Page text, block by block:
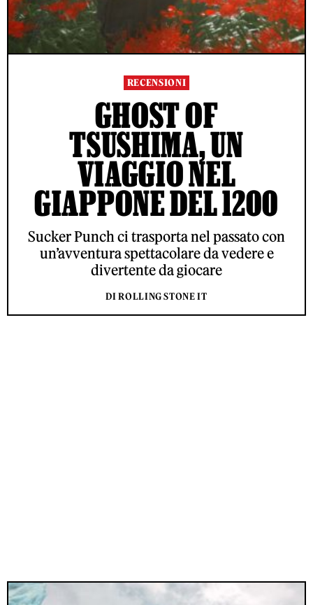
RECENSIONI
GHOST OF
TSUSHIMA, UN
VIAGGIO NEL
GIAPPONE DEL 1200
Sucker Punch ci trasporta nel passato con
un’avventura spettacolare da vedere e
divertente da giocare
DI ROLLING STONE IT